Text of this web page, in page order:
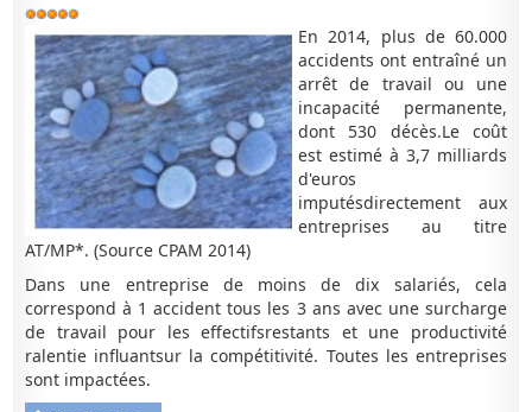
Vote
utilisateur:5/5
En 2014, plus de 60.000
accidents ont entraîné un
arrêt de travail ou une
incapacité permanente,
dont 530 décès.Le coût
est estimé à 3,7 milliards
d'euros
imputésdirectement aux
entreprises au titre
AT/MP*. (Source CPAM 2014)
Dans une entreprise de moins de dix salariés, cela
correspond à 1 accident tous les 3 ans avec une surcharge
de travail pour les effectifsrestants et une productivité
ralentie influantsur la compétitivité. Toutes les entreprises
sont impactées.